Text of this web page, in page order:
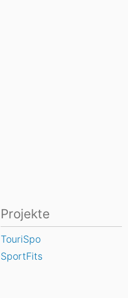
Projekte
TouriSpo
SportFits